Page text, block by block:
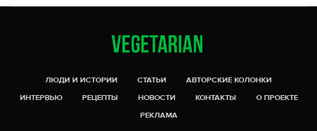
ЛЮДИ И ИСТОРИИ СТАТЬИ
АВТОРСКИЕ КОЛОНКИ
ИНТЕРВЬЮ
РЕЦЕПТЫ НОВОСТИ КОНТАКТЫ
О ПРОЕКТЕ
РЕКЛАМА